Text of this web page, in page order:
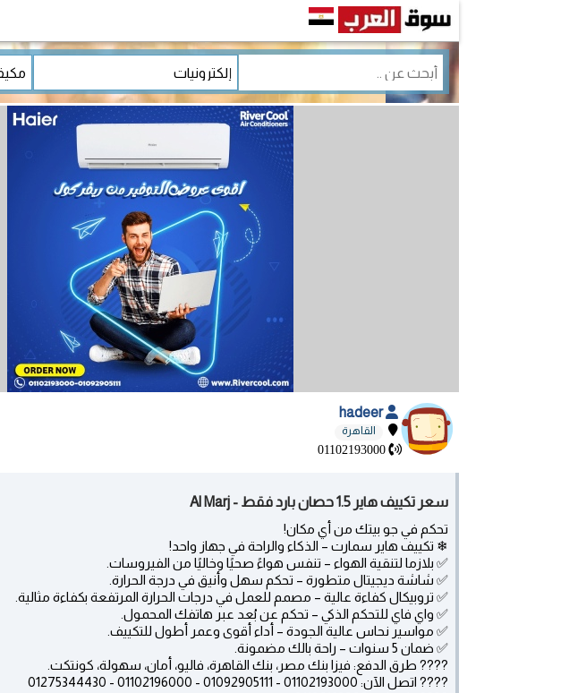
hadeer
القاهرة
01102193000
سعر تكييف هاير 1.5 حصان بارد فقط - Al Marj
تحكم في جو بيتك من أي مكان!
❄ تكييف هاير سمارت – الذكاء والراحة في جهاز واحد!
✅ بلازما لتنقية الهواء – تنفس هواءً صحيًا وخاليًا من الفيروسات.
✅ شاشة ديجيتال متطورة – تحكم سهل وأنيق في درجة الحرارة.
✅ تروبيكال كفاءة عالية – مصمم للعمل في درجات الحرارة المرتفعة بكفاءة مثالية.
✅ واي فاي للتحكم الذكي – تحكم عن بُعد عبر هاتفك المحمول.
✅ مواسير نحاس عالية الجودة – أداء أقوى وعمر أطول للتكييف.
✅ ضمان 5 سنوات – راحة بالك مضمونة.
???? طرق الدفع: فيزا بنك مصر، بنك القاهرة، فاليو، أمان، سهولة، كونتكت.
???? اتصل الآن: 01102193000 - 01092905111 - 01102196000 - 01275344430